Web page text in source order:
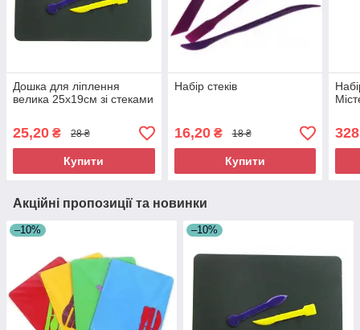
Дошка для ліплення
велика 25х19см зі стеками
25,20 ₴ 28 ₴
Купити
Набір стеків
16,20₴ 18 ₴
Купити
Акційні пропозиції та новинки
–10% –10%